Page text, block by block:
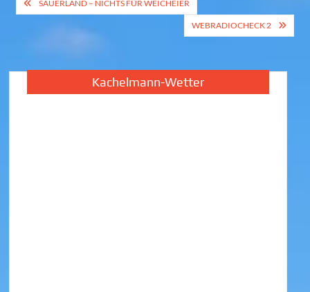
SAUERLAND – NICHTS FÜR WEICHEIER
WEBRADIOCHECK 2
Kachelmann-Wetter